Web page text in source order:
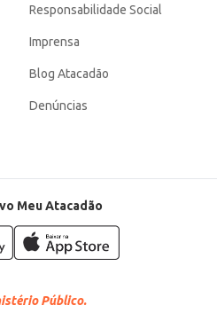
Responsabilidade Social
Imprensa
Blog Atacadão
Denúncias
Meu Atacadão
Público.